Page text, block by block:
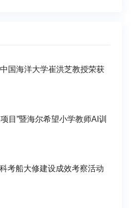
国海洋大学崔洪芝教授荣获
目”暨海尔希望小学教师AI训
考船大修建设成效考察活动